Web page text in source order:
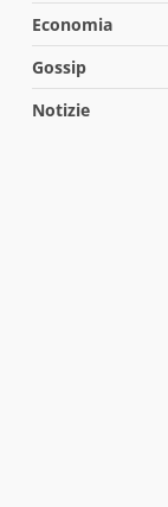
Economia
Gossip
Notizie